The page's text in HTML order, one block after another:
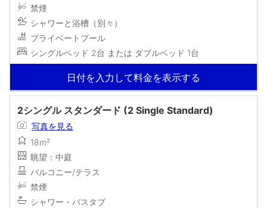
禁煙
シャワーと浴槽（別々）
プライベートプール
シングルベッド 2台 または ダブルベッド 1台
日付を入力して料金を表示する
2シングル スタンダード (2 Single Standard)
写真を見る
18m²
眺望：中庭
バルコニー/テラス
禁煙
シャワー・バスタブ